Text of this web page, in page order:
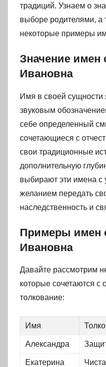
традиций. Узнаем о
выборе родителями, а
некоторые примеры
Значение имен
Ивановна
Имя в своей сущности
звуковым
себе определенный
сочетающиеся с
свои традиционные
дополнительную
выбирают эти имена с
желанием передать
наследственность и
Примеры имен
Ивановна
Давайте рассмотрим
которые сочетаются с
толкование:
Имя
Александра
Екатерина